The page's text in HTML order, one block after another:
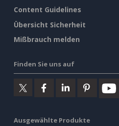
Content Guidelines
Übersicht Sicherheit
Mißbrauch melden
Finden Sie uns auf
Ausgewählte Produkte